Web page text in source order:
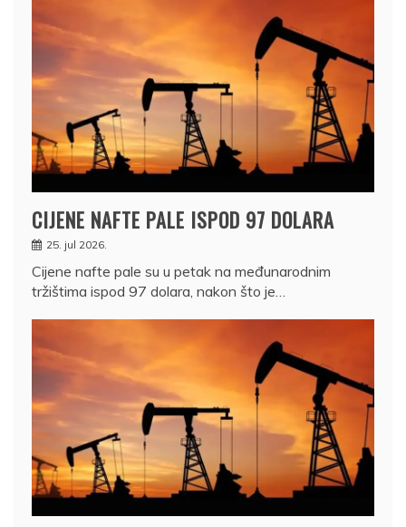
CIJENE NAFTE PALE ISPOD 97 DOLARA
25. jul 2026.
Cijene nafte pale su u petak na međunarodnim
tržištima ispod 97 dolara, nakon što je…